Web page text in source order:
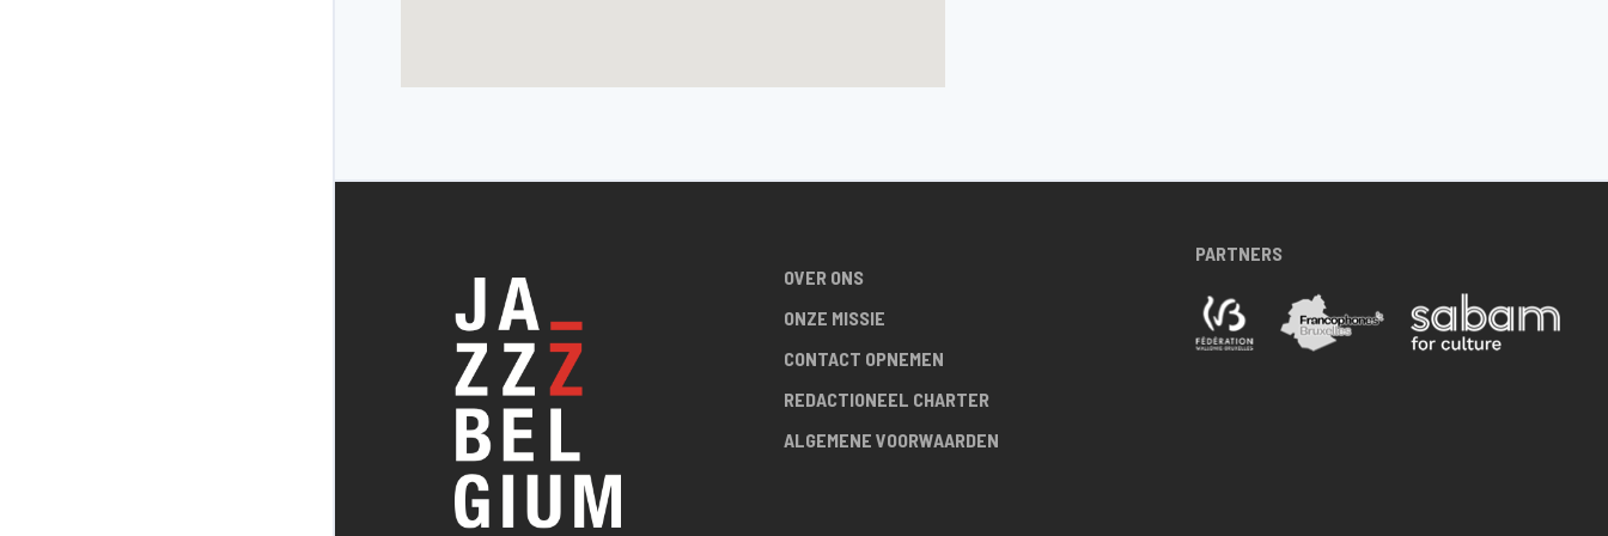
OVER ONS
ONZE MISSIE
CONTACT OPNEMEN
REDACTIONEEL CHARTER
ALGEMENE VOORWAARDEN
PARTNERS